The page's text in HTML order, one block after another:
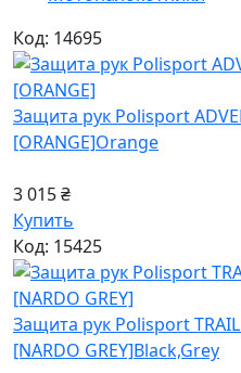
Код: 14695
Защита рук Polisport
[ORANGE]Orange
3 015 ₴
Купить
Код: 15425
Защита рук Polisport TRAIL
[NARDO GREY]Black,Grey